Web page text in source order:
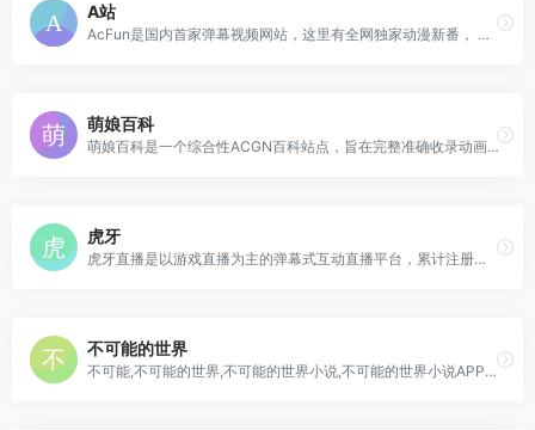
A站
AcFun是国内首家弹幕视频网站，这里有全网独家动漫新番， 友好的弹幕氛围，有趣的UP主，好玩有科技感的虚拟偶像，年轻人都在用。
萌娘百科
萌娘百科是一个综合性ACGN百科站点，旨在完整准确收录动画、漫画、游戏、文学相关内容，以及青少年间流行的事物。任何人都可自由编辑！
虎牙
虎牙直播是以游戏直播为主的弹幕式互动直播平台，累计注册用户2亿，提供热门游戏直播、电竞赛事直播与游戏赛事直播，手游直播等。包含英雄联盟lol，王者荣耀，绝地求生，和平精英等游戏直播，lol、dota2、dnf等热门游戏直播以及单机游戏、手游等游戏直播。
不可能的世界
不可能,不可能的世界,不可能的世界小说,不可能的世界小说APP,不可能文学,武侠小说,仙侠小说,悬疑小说,都市小说,历史小说,军事小说,玄幻小说,言情小说,少年歌行,少年白马醉春风,暗河传,君有云